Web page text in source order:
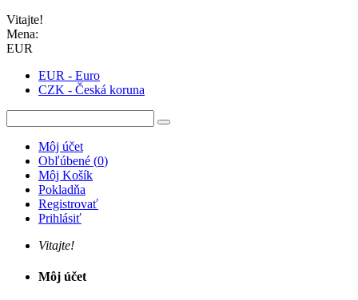
Vitajte!
Mena:
EUR
EUR - Euro
CZK - Česká koruna
Môj účet
Obľúbené (0)
Môj Košík
Pokladňa
Registrovať
Prihlásiť
Vitajte!
Môj účet